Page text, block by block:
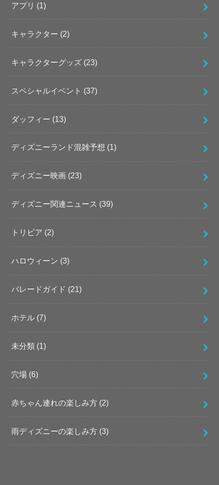
アプリ (1)
キャラクター (2)
キャラクターグッズ (23)
スペシャルイベント (37)
ダッフィー (13)
ディズニーランド混雑予想 (1)
ディズニー映画 (23)
ディズニー関連ニュース (39)
トリビア (2)
ハロウィーン (3)
パレードガイド (21)
ホテル (7)
未分類 (1)
穴場 (6)
赤ちゃん連れの楽しみ方 (2)
雨ディズニーの楽しみ方 (3)